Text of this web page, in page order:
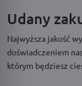
Udany
Najwyższa jakość
doświadczeniem
którym będziesz